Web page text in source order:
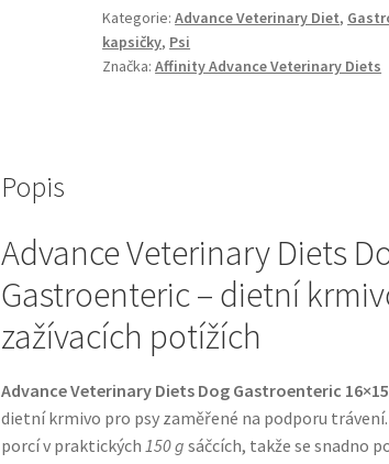
Kategorie:Advance Veterinary Diet,
kapsičky, Psi
Značka:Affinity Advance Veterinary Diets
Popis
Advance Veterinary Diets
Gastroenteric – dietní
zažívacích potížích
Advance Veterinary Diets Dog Gastroenteric
dietní krmivo pro psy zaměřené na podporu
porcí v praktických 150 g sáčcích, takže se snadno